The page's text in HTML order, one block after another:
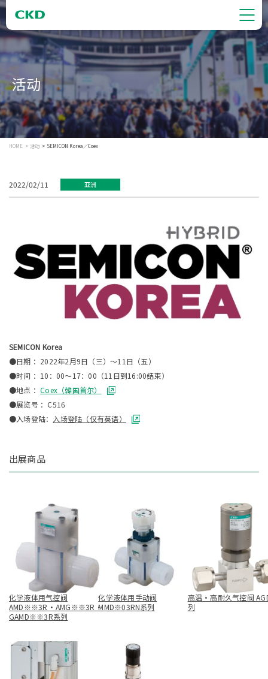
活动
HOME 活动 SEMICON Korea／Coex
2022/02/11 亚洲
SEMICON Korea
●日期 ：2022年2月9日（三）～11日（五）
●时间 ：10：00～17：00（11日到16:00结束）
●地点 ：Coex（韓国首尔）
●展览号 ：C516
●入场登陆： 入场登陆（仅有英语）
出展商品
化学液体用气控阀
AMD※※3R・AMG※※3R・
GAMD※※3R系列
化学液体用手动阀
MMD※03RN系列
高温・高耐久气控阀
列